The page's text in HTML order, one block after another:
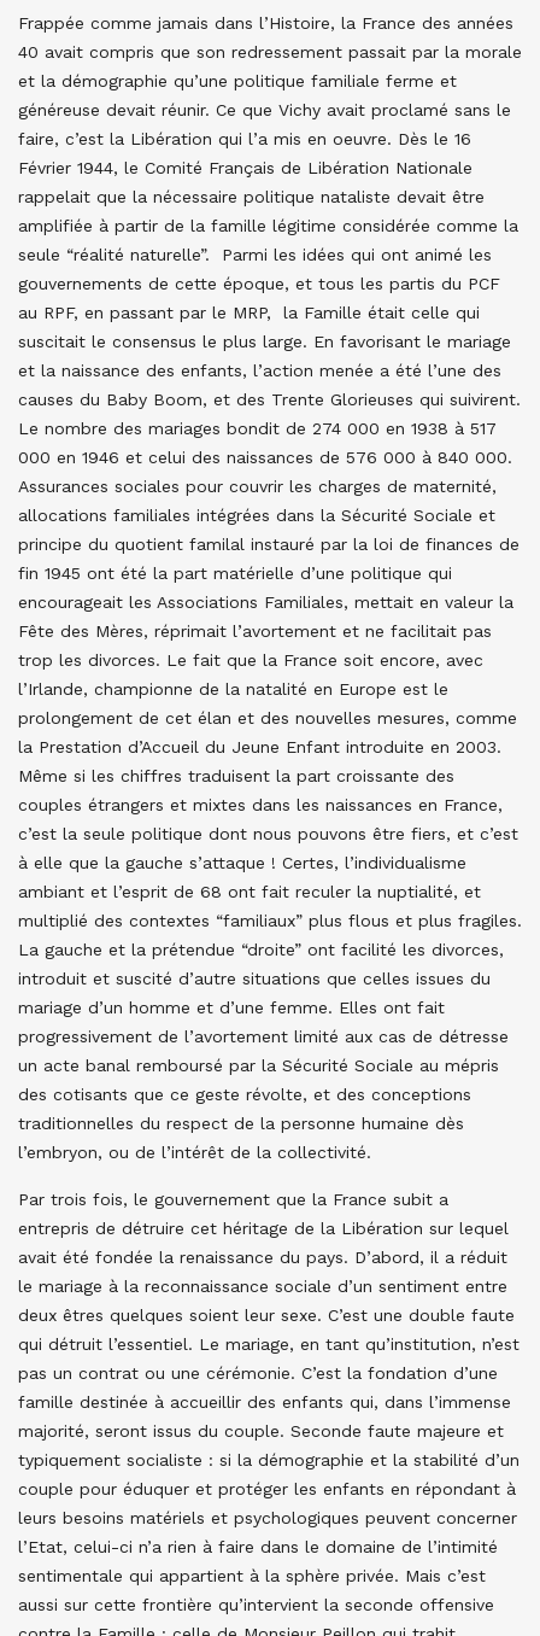
Frappée comme jamais dans l’Histoire, la France des années
40 avait compris que son redressement passait par la morale
et la démographie qu’une politique familiale ferme et
généreuse devait réunir. Ce que Vichy avait proclamé sans le
faire, c’est la Libération qui l’a mis en oeuvre. Dès le 16
Février 1944, le Comité Français de Libération Nationale
rappelait que la nécessaire politique nataliste devait être
amplifiée à partir de la famille légitime considérée comme la
seule “réalité naturelle”. Parmi les idées qui ont animé les
gouvernements de cette époque, et tous les partis du PCF
au RPF, en passant par le MRP, la Famille était celle qui
suscitait le consensus le plus large. En favorisant le mariage
et la naissance des enfants, l’action menée a été l’une des
causes du Baby Boom, et des Trente Glorieuses qui suivirent.
Le nombre des mariages bondit de 274 000 en 1938 à 517
000 en 1946 et celui des naissances de 576 000 à 840 000.
Assurances sociales pour couvrir les charges de maternité,
allocations familiales intégrées dans la Sécurité Sociale et
principe du quotient familal instauré par la loi de finances de
fin 1945 ont été la part matérielle d’une politique qui
encourageait les Associations Familiales, mettait en valeur la
Fête des Mères, réprimait l’avortement et ne facilitait pas
trop les divorces. Le fait que la France soit encore, avec
l’Irlande, championne de la natalité en Europe est le
prolongement de cet élan et des nouvelles mesures, comme
la Prestation d’Accueil du Jeune Enfant introduite en 2003.
Même si les chiffres traduisent la part croissante des
couples étrangers et mixtes dans les naissances en France,
c’est la seule politique dont nous pouvons être fiers, et c’est
à elle que la gauche s’attaque ! Certes, l’individualisme
ambiant et l’esprit de 68 ont fait reculer la nuptialité, et
multiplié des contextes “familiaux” plus flous et plus fragiles.
La gauche et la prétendue “droite” ont facilité les divorces,
introduit et suscité d’autre situations que celles issues du
mariage d’un homme et d’une femme. Elles ont fait
progressivement de l’avortement limité aux cas de détresse
un acte banal remboursé par la Sécurité Sociale au mépris
des cotisants que ce geste révolte, et des conceptions
traditionnelles du respect de la personne humaine dès
l’embryon, ou de l’intérêt de la collectivité.
Par trois fois, le gouvernement que la France subit a
entrepris de détruire cet héritage de la Libération sur lequel
avait été fondée la renaissance du pays. D’abord, il a réduit
le mariage à la reconnaissance sociale d’un sentiment entre
deux êtres quelques soient leur sexe. C’est une double faute
qui détruit l’essentiel. Le mariage, en tant qu’institution, n’est
pas un contrat ou une cérémonie. C’est la fondation d’une
famille destinée à accueillir des enfants qui, dans l’immense
majorité, seront issus du couple. Seconde faute majeure et
typiquement socialiste : si la démographie et la stabilité d’un
couple pour éduquer et protéger les enfants en répondant à
leurs besoins matériels et psychologiques peuvent concerner
l’Etat, celui-ci n’a rien à faire dans le domaine de l’intimité
sentimentale qui appartient à la sphère privée. Mais c’est
aussi sur cette frontière qu’intervient la seconde offensive